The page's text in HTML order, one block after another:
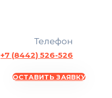
Телефон
+7 (8442) 526-526
ОСТАВИТЬ ЗАЯВКУ